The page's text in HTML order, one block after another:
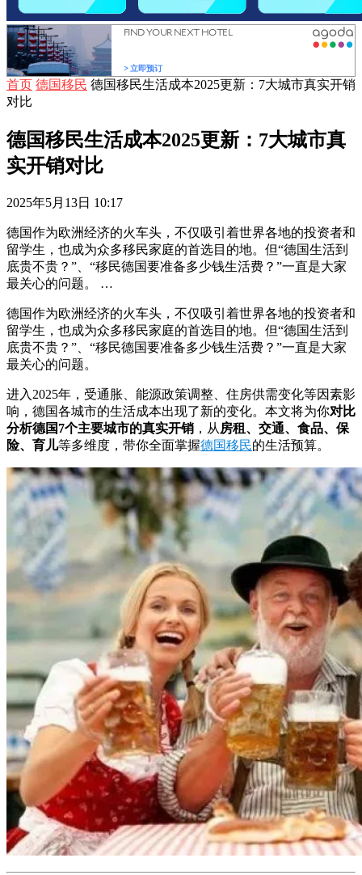
首页 德国移民 德国移民生活成本2025更新：7大城市真实开销
对比
德国移民生活成本2025更新：7大城市真
实开销对比
2025年5月13日 10:17
德国作为欧洲经济的火车头，不仅吸引着世界各地的投资者和
留学生，也成为众多移民家庭的首选目的地。但“德国生活到
底贵不贵？”、“移民德国要准备多少钱生活费？”一直是大家
最关心的问题。 …
德国作为欧洲经济的火车头，不仅吸引着世界各地的投资者和
留学生，也成为众多移民家庭的首选目的地。但“德国生活到
底贵不贵？”、“移民德国要准备多少钱生活费？”一直是大家
最关心的问题。
进入2025年，受通胀、能源政策调整、住房供需变化等因素影
响，德国各城市的生活成本出现了新的变化。本文将为你对比
分析德国7个主要城市的真实开销 ，从 房租、交通、食品、保
险、育儿等多维度，带你全面掌握德国移民的生活预算。